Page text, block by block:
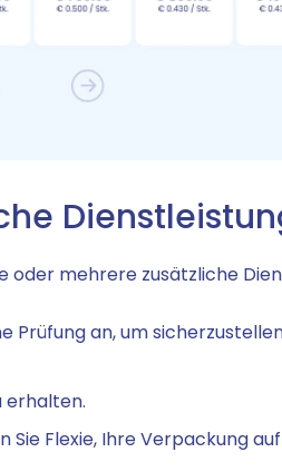
oder mehrere zusätzliche
Prüfung an, um
erhalten.
Sie Flexie, Ihre Verpackung